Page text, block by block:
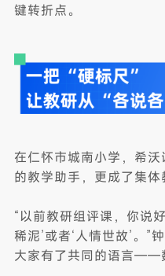
键转折点。
在仁怀市城南小学，希
的教学助手，更成了集体
“以前教研组评课，你说
稀泥’或者‘人情世故’。”
大家有了共同的语言——